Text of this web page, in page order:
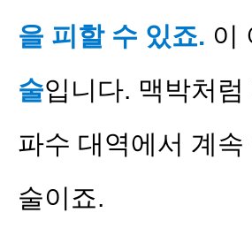
을 피할 수 있죠. 이
술입니다. 맥박처
파수 대역에서 계
술이죠.